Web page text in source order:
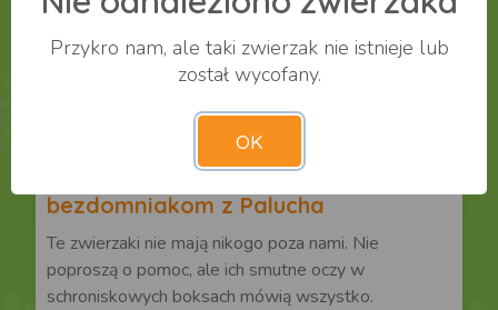
10,00 zł / 1 400,00 zł
Pełne miski, ciepłe koce – pomóżmy
bezdomniakom z Palucha
Te zwierzaki nie mają nikogo poza nami. Nie
poproszą o pomoc, ale ich smutne oczy w
schroniskowych boksach mówią wszystko.
Przykro nam, ale taki zwierzak nie istnieje lub
został wycofany.
OK